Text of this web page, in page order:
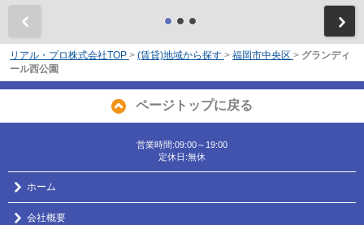
リアル・プロ株式会社TOP > (賃貸)地域から探す > 福岡市中央区 > グランディ
ール西公園
ページトップに戻る
営業時間:09:00～19:00
定休日:無休
ホーム
会社概要